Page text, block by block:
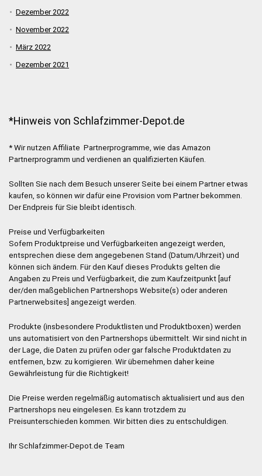
Dezember 2022
November 2022
März 2022
Dezember 2021
*Hinweis von Schlafzimmer-Depot.de
* Wir nutzen Affiliate Partnerprogramme, wie das Amazon
Partnerprogramm und verdienen an qualifizierten Käufen.
Sollten Sie nach dem Besuch unserer Seite bei einem Partner etwas
kaufen, so können wir dafür eine Provision vom Partner bekommen.
Der Endpreis für Sie bleibt identisch.
Preise und Verfügbarkeiten
Sofern Produktpreise und Verfügbarkeiten angezeigt werden,
entsprechen diese dem angegebenen Stand (Datum/Uhrzeit) und
können sich ändern. Für den Kauf dieses Produkts gelten die
Angaben zu Preis und Verfügbarkeit, die zum Kaufzeitpunkt [auf
der/den maßgeblichen Partnershops Website(s) oder anderen
Partnerwebsites] angezeigt werden.
Produkte (insbesondere Produktlisten und Produktboxen) werden
uns automatisiert von den Partnershops übermittelt. Wir sind nicht in
der Lage, die Daten zu prüfen oder gar falsche Produktdaten zu
entfernen, bzw. zu korrigieren. Wir übernehmen daher keine
Gewährleistung für die Richtigkeit!
Die Preise werden regelmäßig automatisch aktualisiert und aus den
Partnershops neu eingelesen. Es kann trotzdem zu
Preisunterschieden kommen. Wir bitten dies zu entschuldigen.
Ihr Schlafzimmer-Depot.de Team